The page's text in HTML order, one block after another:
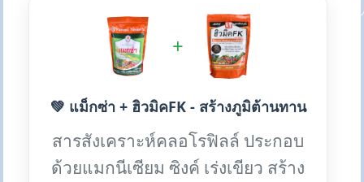
+
💚 แม็กซ่า + ฮิวมิคFK - สร้างภูมิต้านทาน
สารสังเคราะห์คลอโรฟิลล์ ประกอบ
ด้วยแมกนีเซียม ซิงค์ เร่งเขียว สร้าง